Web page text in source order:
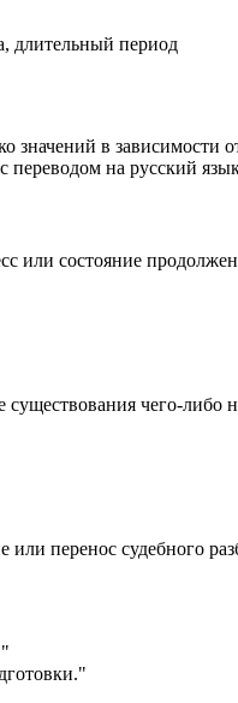
длительный период
в зависимости
переводом на русский
или состояние
существования чего-
перенос судебного
"